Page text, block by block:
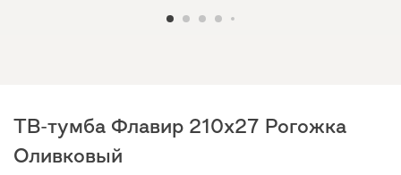
ТВ-тумба Флавир 210x27 Рогожка
Оливковый